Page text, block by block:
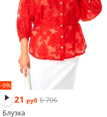
-9%
6 121 руб 6 706
Блузка